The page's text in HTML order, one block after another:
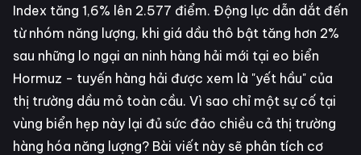
Index tăng 1,6% lên 2.577 điểm. Động lực dẫn dắt đến
từ nhóm năng lượng, khi giá dầu thô bật tăng hơn 2%
sau những lo ngại an ninh hàng hải mới tại eo biển
Hormuz - tuyến hàng hải được xem là "yết hầu" của
thị trường dầu mỏ toàn cầu. Vì sao chỉ một sự cố tại
vùng biển hẹp này lại đủ sức đảo chiều cả thị trường
hàng hóa năng lượng? Bài viết này sẽ phân tích cơ